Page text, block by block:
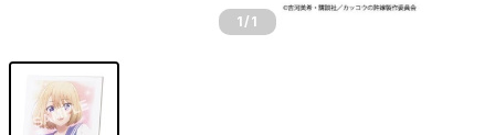
1 /1